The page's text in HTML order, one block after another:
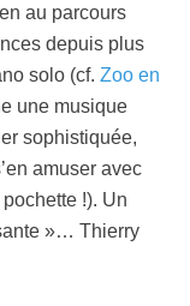
au parcours
depuis plus
solo (cf. Zoo en
une musique
sophistiquée,
amuser avec
pochette !). Un
»… Thierry